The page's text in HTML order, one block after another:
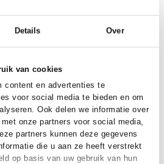
Details Over
van cookies
content en advertenties te
voor social media te bieden en om
Ook delen we informatie over
onze partners voor social media,
partners kunnen deze gegevens
die u aan ze heeft verstrekt
op basis van uw gebruik van hun